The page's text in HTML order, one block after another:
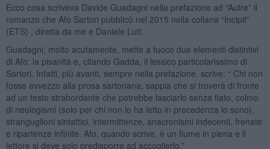
Ecco cosa scriveva Davide Guadagni nella prefazione ad “Autre” il
romanzo che Afo Sartori pubblicò nel 2015 nella collana “Incipit”
(ETS) , diretta da me e Daniele Luti.
Guadagni, molto acutamente, mette a fuoco due elementi distintivi
di Afo: la pisanità e, citando Gadda, il lessico particolarissimo di
Sartori. Infatti, più avanti, sempre nella prefazione, scrive: “ Chi non
fosse avvezzo alla prosa sartoriana, sappia che si troverà di fronte
ad un testo strabordante che potrebbe lasciarlo senza fiato, colmo
di neologismi (solo per chi non lo ha letto in precedenza lo sono),
stranguglioni sintattici, intermittenze, anacronismi indecenti, frenate
e ripartenze infinite. Afo, quando scrive, è un fiume in piena e il
lettore si deve solo predisporre ad accoglierlo.”